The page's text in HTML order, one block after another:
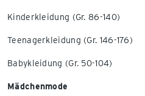
Kinderkleidung (Gr. 86-140)
Teenagerkleidung (Gr. 146-176)
Babykleidung (Gr. 50-104)
Mädchenmode